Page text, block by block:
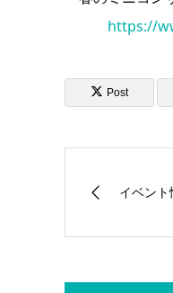
https://
Post
イベン